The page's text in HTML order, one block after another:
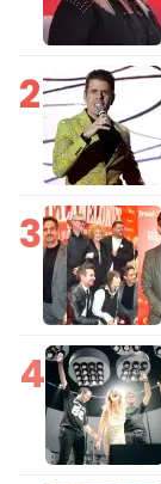
2
3
4